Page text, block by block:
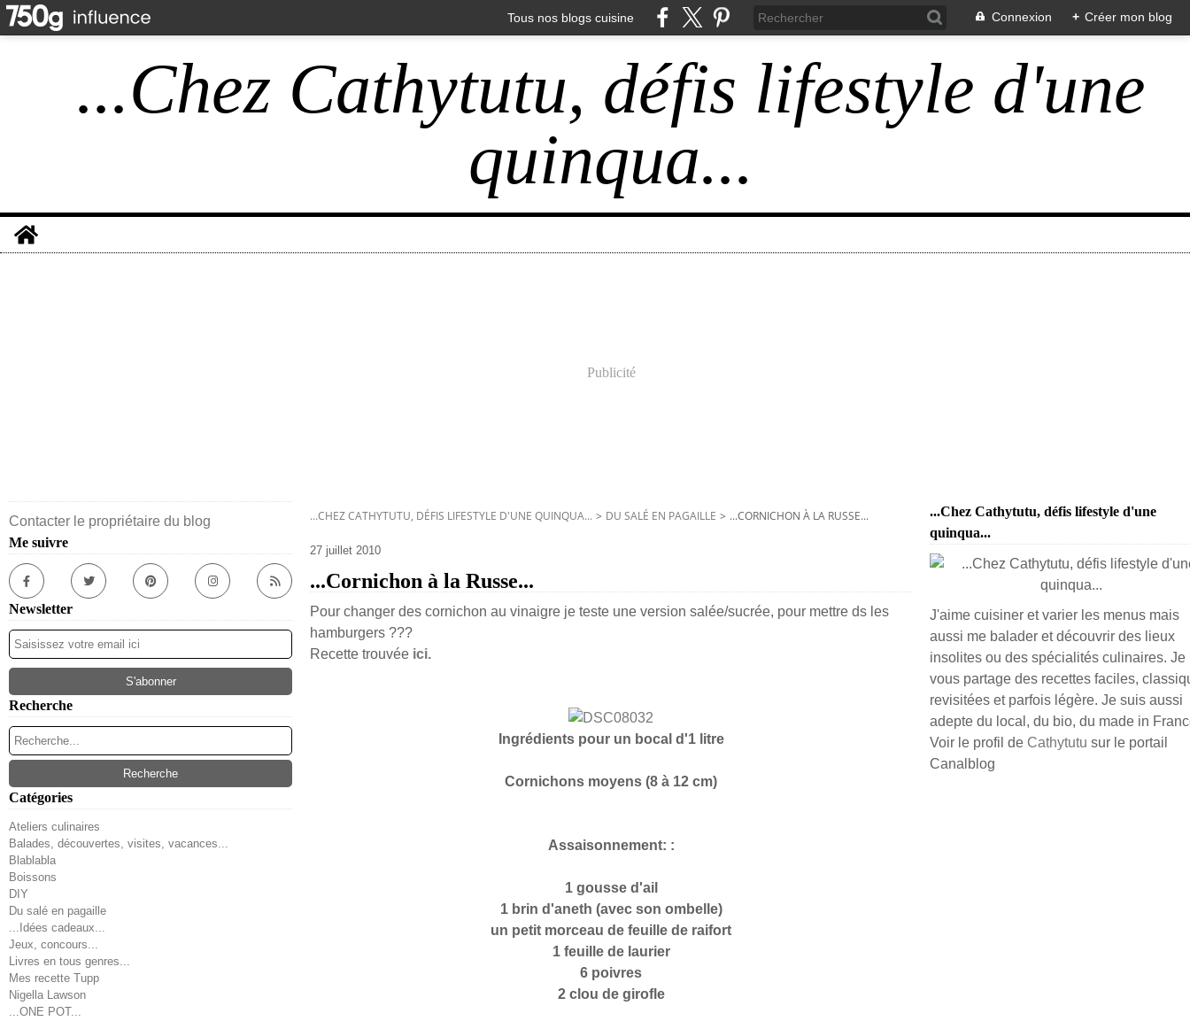
Tous nos blogs cuisine Connexion + Créer mon blog
...Chez Cathytutu, défis lifestyle d'une
quinqua...
Home
Publicité
Contacter le propriétaire du blog
Me suivre
Newsletter
Recherche
Catégories
Ateliers culinaires
Balades, découvertes, visites, vacances...
Blablabla
Boissons
DIY
Du salé en pagaille
...Idées cadeaux...
Jeux, concours...
Livres en tous genres...
Mes recette Tupp
Nigella Lawson
...ONE POT...
...CHEZ CATHYTUTU, DÉFIS LIFESTYLE D'UNE QUINQUA... > DU SALÉ EN PAGAILLE > ...CORNICHON À LA RUSSE...
27 juillet 2010
...Cornichon à la Russe...
Pour changer des cornichon au vinaigre je teste une version salée/sucrée, pour mettre ds les
hamburgers ???
Recette trouvée ici.
Ingrédients pour un bocal d'1 litre
Cornichons moyens (8 à 12 cm)
Assaisonnement: :
1 gousse d'ail
1 brin d'aneth (avec son ombelle)
un petit morceau de feuille de raifort
1 feuille de laurier
6 poivres
2 clou de girofle
...Chez Cathytutu, défis lifestyle d'une
quinqua...
J'aime cuisiner et varier les menus mais
aussi me balader et découvrir des lieux
insolites ou des spécialités culinaires. Je
vous partage des recettes faciles,
revisitées et parfois légère. Je suis aussi
adepte du local, du bio, du made in
Voir le profil de Cathytutu sur le portail
Canalblog